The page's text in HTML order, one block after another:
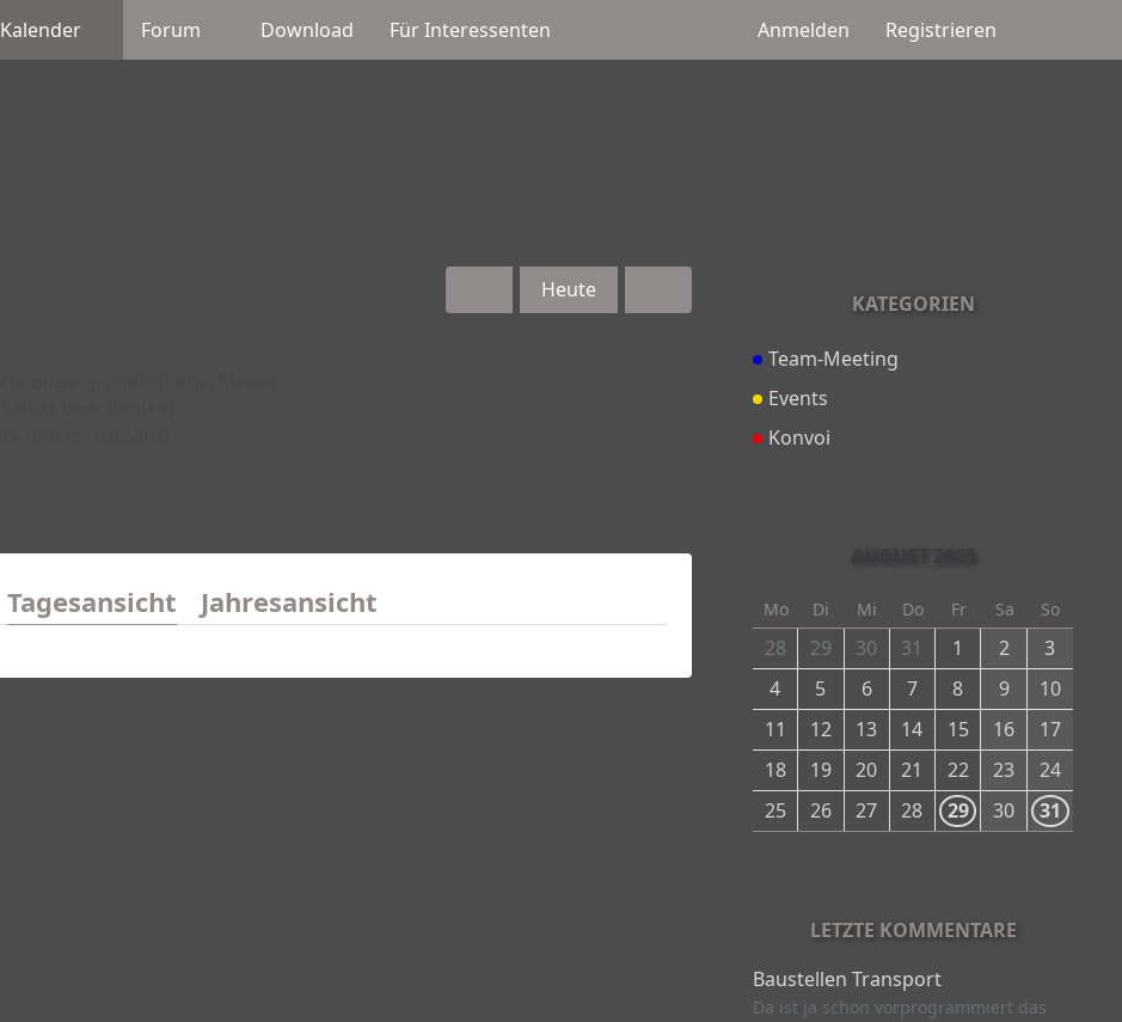
Kalender Forum Download Für Interessenten Anmelden Registrieren
Heute
Tagesansicht Jahresansicht
KATEGORIEN
Team-Meeting
Events
Konvoi
Mo Di Mi Do Fr Sa So
28 29 30 31 1 2
3
4
5 6 7 8 9
10
11
12 13 14 15 16
17
18
19 20 21 22 23
24
25
26 27 28 29 30 31
LETZTE KOMMENTARE
Baustellen Transport
Da ist ja schon vorprogrammiert das